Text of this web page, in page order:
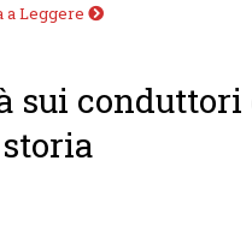
a Leggere
sui conduttori